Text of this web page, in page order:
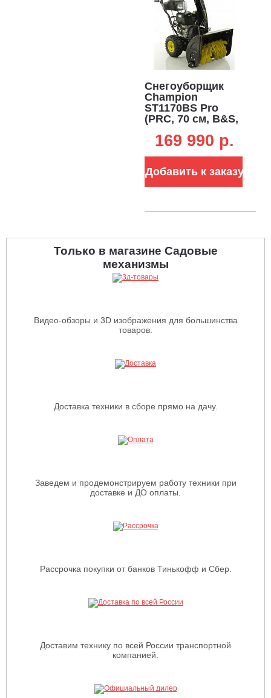
Снегоуборщик оснащен рукоятками с
постоянным режимом обогрева. Это позволяет работать с
комфортом даже при самых сильных морозах.
Снегоуборщик
Champion
ST1170BS Pro
(PRC, 70 см, B&S,
6/2, эл/стартер
дифференциал,
фара, 121 кг)
169 990 p.
Добавить к заказу
Только в магазине Садовые
механизмы
Видео-обзоры и 3D изображения для большинства
товаров.
Доставка техники в сборе прямо на дачу.
Заведем и продемонстрируем работу техники при
доставке и ДО оплаты.
Рассрочка покупки от банков Тинькофф и Сбер.
Доставим технику по всей России транспортной
компанией.